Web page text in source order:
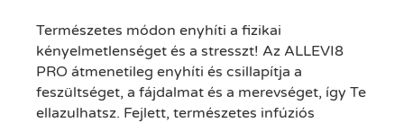
Természetes módon enyhíti a fizikai
kényelmetlenséget és a stresszt! Az ALLEVI8
PRO átmenetileg enyhíti és csillapítja a
feszültséget, a fájdalmat és a merevséget, így Te
ellazulhatsz. Fejlett, természetes infúziós